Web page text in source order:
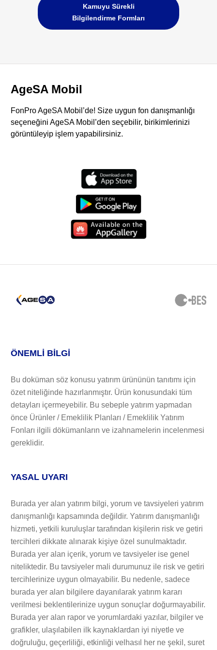
Kamuyu Sürekli
Bilgilendirme Formları
AgeSA Mobil
FonPro AgeSA Mobil’de! Size uygun fon danışmanlığı
seçeneğini AgeSA Mobil’den seçebilir, birikimlerinizi
görüntüleyip işlem yapabilirsiniz.
ÖNEMLİ BİLGİ
Bu doküman söz konusu yatırım ürününün tanıtımı için
özet niteliğinde hazırlanmıştır. Ürün konusundaki tüm
detayları içermeyebilir. Bu sebeple yatırım yapmadan
önce Ürünler / Emeklilik Planları / Emeklilik Yatırım
Fonları ilgili dökümanların ve izahnamelerin incelenmesi
gereklidir.
YASAL UYARI
Burada yer alan yatırım bilgi, yorum ve tavsiyeleri yatırım
danışmanlığı kapsamında değildir. Yatırım danışmanlığı
hizmeti, yetkili kuruluşlar tarafından kişilerin risk ve getiri
tercihleri dikkate alınarak kişiye özel sunulmaktadır.
Burada yer alan içerik, yorum ve tavsiyeler ise genel
niteliktedir. Bu tavsiyeler mali durumunuz ile risk ve getiri
tercihlerinize uygun olmayabilir. Bu nedenle, sadece
burada yer alan bilgilere dayanılarak yatırım kararı
verilmesi beklentilerinize uygun sonuçlar doğurmayabilir.
Burada yer alan rapor ve yorumlardaki yazılar, bilgiler ve
grafikler, ulaşılabilen ilk kaynaklardan iyi niyetle ve
doğruluğu, geçerliliği, etkinliği velhasıl her ne şekil, suret